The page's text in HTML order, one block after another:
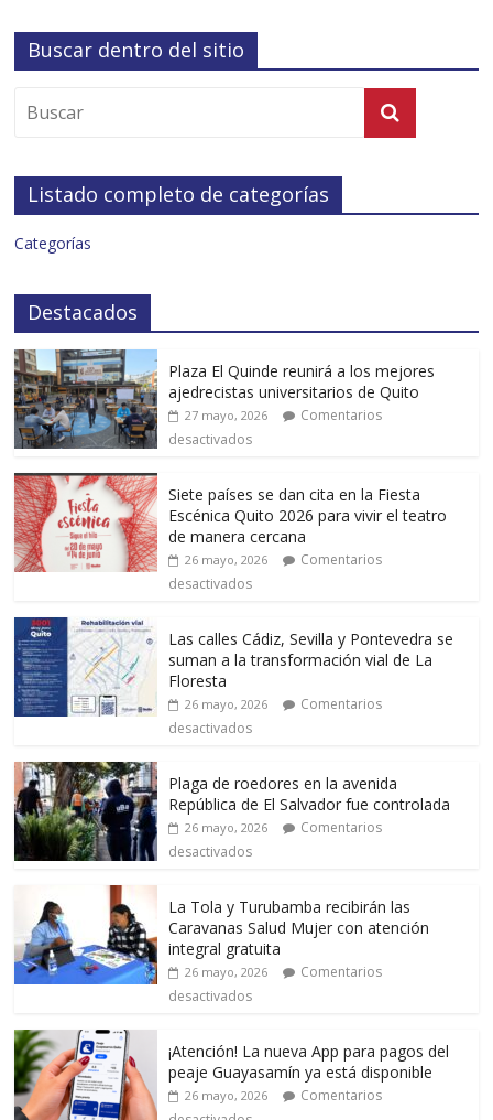
Buscar dentro del sitio
Listado completo de categorías
Categorías
Destacados
Plaza El Quinde reunirá a los mejores
ajedrecistas universitarios de Quito
27 mayo, 2026
Comentarios
desactivados
Siete países se dan cita en la Fiesta
Escénica Quito 2026 para vivir el teatro
de manera cercana
26 mayo, 2026
Comentarios
desactivados
Las calles Cádiz, Sevilla y Pontevedra se
suman a la transformación vial de La
Floresta
26 mayo, 2026
Comentarios
desactivados
Plaga de roedores en la avenida
República de El Salvador fue controlada
26 mayo, 2026
Comentarios
desactivados
La Tola y Turubamba recibirán las
Caravanas Salud Mujer con atención
integral gratuita
26 mayo, 2026
Comentarios
desactivados
¡Atención! La nueva App para pagos del
peaje Guayasamín ya está disponible
26 mayo, 2026
Comentarios